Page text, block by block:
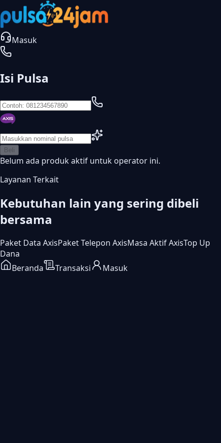
Masuk
Isi Pulsa
Beli
Belum ada produk aktif untuk operator ini.
Layanan Terkait
Kebutuhan lain yang sering dibeli
bersama
Paket Data AxisPaket Telepon AxisMasa Aktif AxisTop Up
Dana
Beranda
Transaksi Masuk